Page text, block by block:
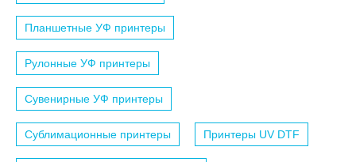
Планшетные УФ принтеры
Рулонные УФ принтеры
Сувенирные УФ принтеры
Сублимационные принтеры Принтеры UV DTF